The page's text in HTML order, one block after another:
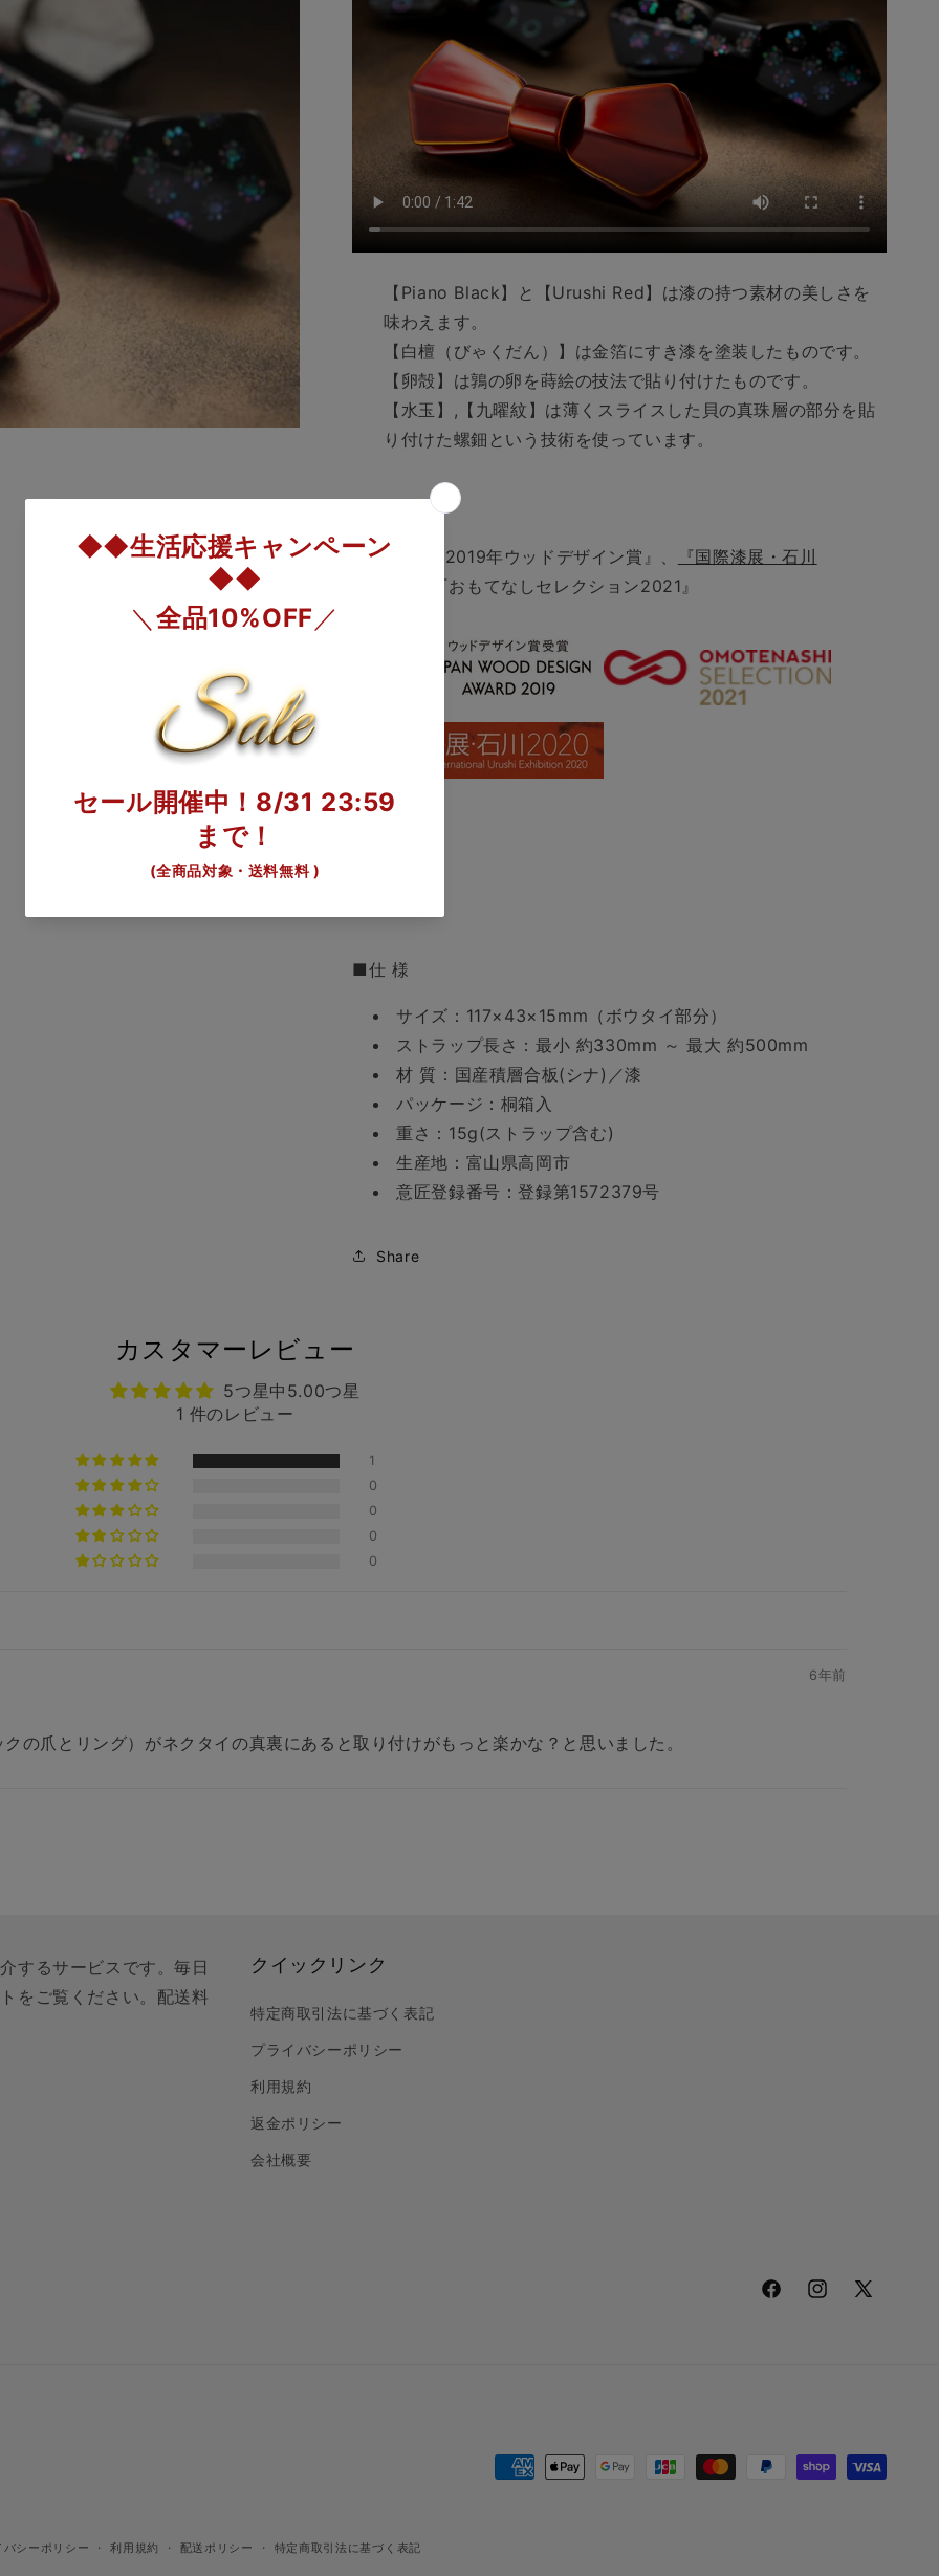
【Piano Black】と【Urushi Red】は漆の持つ素材の美しさを
味わえます。
【白檀（びゃくだん）】は金箔にすき漆を塗装したものです。
【卵殻】は鶉の卵を蒔絵の技法で貼り付けたものです。
【水玉】,【九曜紋】は薄くスライスした貝の真珠層の部分を貼
り付けた螺鈿という技術を使っています。
受賞歴： 『2019年ウッドデザイン賞』、
『国際漆展・石川
、『おもてなしセレクション2021』
■仕 様
サイズ：117×43×15mm（ボウタイ部分）
ストラップ長さ：最小 約330mm ～ 最大 約500mm
材 質：国産積層合板(シナ)／漆
パッケージ：桐箱入
重さ：15g(ストラップ含む)
生産地：富山県高岡市
意匠登録番号：登録第1572379号
Share
カスタマーレビュー
5つ星中5.00つ星
1 件のレビュー
1
0
0
0
0
6年前
の爪とリング）がネクタイの真裏にあると取り付けがもっと楽かな？と思いました。
するサービスです。毎日
をご覧ください。配送料
クイックリンク
特定商取引法に基づく表記
プライバシーポリシー
利用規約
返金ポリシー
会社概要
FacebookInstagram
X
バシーポリシー 利用規約 配送ポリシー 特定商取引法に基づく表記